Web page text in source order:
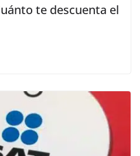
te descuenta el